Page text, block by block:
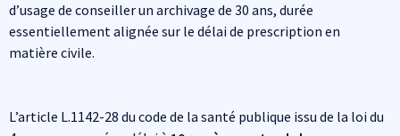
d’usage de conseiller un archivage de 30 ans, durée
essentiellement alignée sur le délai de prescription en
matière civile.
L’article L.1142-28 du code de la santé publique issu de la loi du